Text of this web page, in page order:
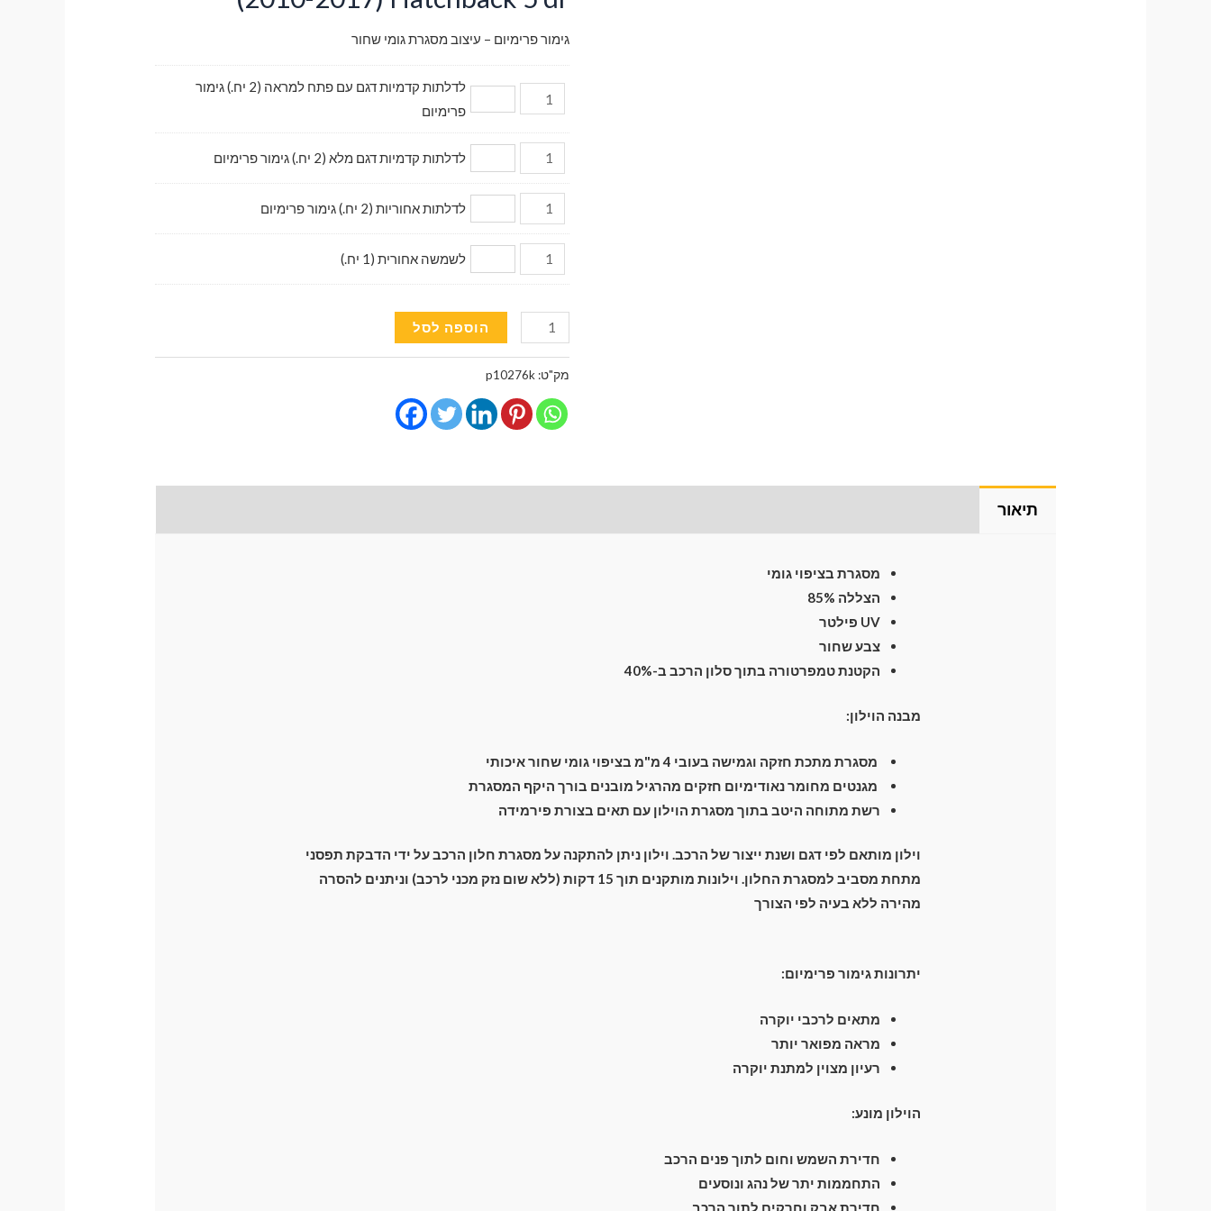
גימור פרימיום – עיצוב מסגרת גומי שחור
לדלתות קדמיות דגם עם פתח למראה (2 יח.) גימור
פרימיום
לדלתות קדמיות דגם מלא (2 יח.) גימור פרימיום
לדלתות אחוריות (2 יח.) גימור פרימיום
לשמשה אחורית (1 יח.)
כמות
של
וילונות
השחרה
מגנטיים
הוספה לסל
מק"ט: p10276k
תיאור
מסגרת בציפוי גומי
הצללה 85%
UV פילטר
צבע שחור
הקטנת טמפרטורה בתוך סלון הרכב ב-40%
מבנה הוילון:
מסגרת מתכת חזקה וגמישה בעובי 4 מ"מ בציפוי גומי שחור איכותי
מגנטים מחומר נאודימיום חזקים מהרגיל מובנים בורך היקף המסגרת
רשת מתוחה היטב בתוך מסגרת הוילון עם תאים בצורת פירמידה
וילון מותאם לפי דגם ושנת ייצור של הרכב. וילון ניתן להתקנה על מסגרת חלון הרכב על ידי הדבקת תפסני
מתחת מסביב למסגרת החלון. וילונות מותקנים תוך 15 דקות (ללא שום נזק מכני לרכב) וניתנים להסרה
מהירה ללא בעיה לפי הצורך
יתרונות גימור פרימיום:
מתאים לרכבי יוקרה
מראה מפואר יותר
רעיון מצוין למתנת יוקרה
הוילון מונע:
חדירת השמש וחום לתוך פנים הרכב
התחממות יתר של נהג ונוסעים
חדירת אבק וחרקים לתוך הרכב
מעבר לסל הקניות